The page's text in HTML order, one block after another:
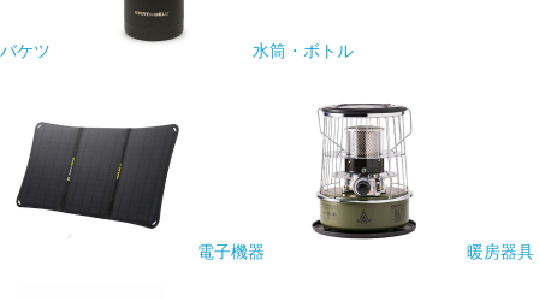
バケツ 水筒・ボトル
電子機器 暖房器具